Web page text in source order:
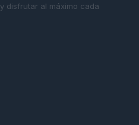
disfrutar al máximo cada